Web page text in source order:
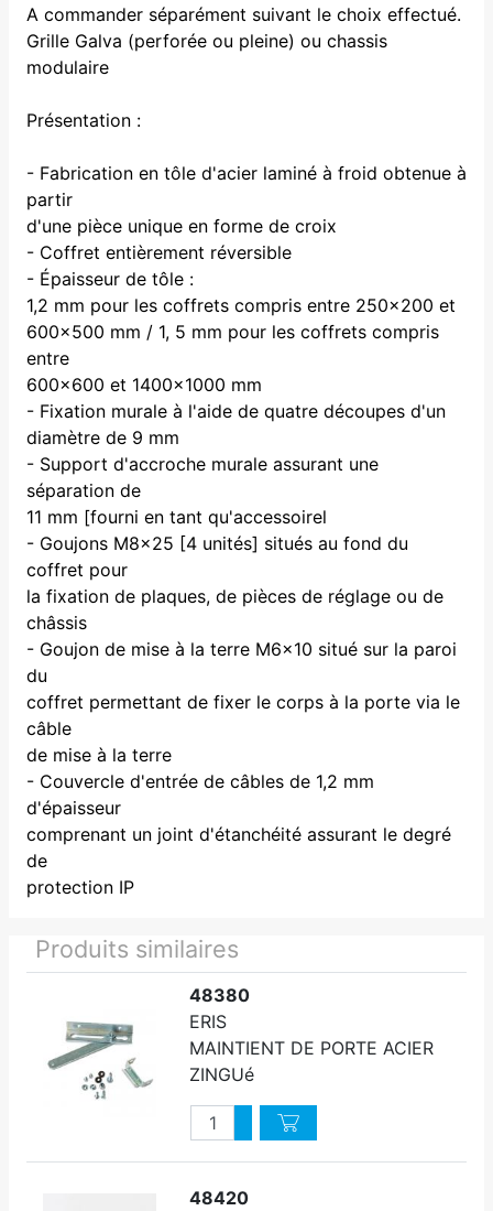
A commander séparément suivant le choix effectué.
Grille Galva (perforée ou pleine) ou chassis
modulaire
Présentation :
- Fabrication en tôle d'acier laminé à froid obtenue à
partir
d'une pièce unique en forme de croix
- Coffret entièrement réversible
- Épaisseur de tôle :
1,2 mm pour les coffrets compris entre 250x200 et
600x500 mm / 1, 5 mm pour les coffrets compris
entre
600x600 et 1400x1000 mm
- Fixation murale à l'aide de quatre découpes d'un
diamètre de 9 mm
- Support d'accroche murale assurant une
séparation de
11 mm [fourni en tant qu'accessoirel
- Goujons M8x25 [4 unités] situés au fond du
coffret pour
la fixation de plaques, de pièces de réglage ou de
châssis
- Goujon de mise à la terre M6x10 situé sur la paroi
du
coffret permettant de fixer le corps à la porte via le
câble
de mise à la terre
- Couvercle d'entrée de câbles de 1,2 mm
d'épaisseur
comprenant un joint d'étanchéité assurant le degré
de
protection IP
Produits similaires
48380
ERIS
MAINTIENT DE PORTE ACIER
ZINGUé
QuantitéAugmenter quantité
Diminuer quantité
48420